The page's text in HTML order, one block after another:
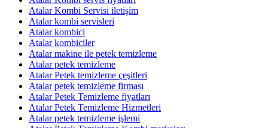
Atalar Kombi Servisi iletişim
Atalar kombi servisleri
Atalar kombici
Atalar kombiciler
Atalar makine ile petek temizleme
Atalar petek temizleme
Atalar Petek temizleme çeşitleri
Atalar petek temizleme firması
Atalar Petek Temizleme fiyatları
Atalar Petek Temizleme Hizmetleri
Atalar petek temizleme işlemi